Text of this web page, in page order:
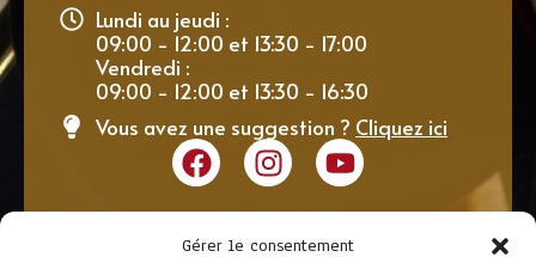
Gérer le consentement
Lundi au jeudi :
09:00 - 12:00 et 13:30 - 17:00
Vendredi :
09:00 - 12:00 et 13:30 - 16:30
Vous avez une suggestion ? Cliquez ici